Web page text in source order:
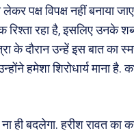
पक्ष विपक्ष नहीं बनाया
रहा है, इसलिए उनके
के दौरान उन्हें इस बात का
हमेशा शिरोधार्य माना है.
बदलेगा. हरीश रावत का